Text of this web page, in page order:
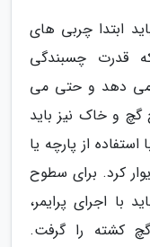
ابتدا چربی های
قدرت چسبندگی
می دهد و حتی می
گچ و خاک نیز باید
از پارچه یا
کرد. برای سطوح
اجرای پرایمر،
کشته را گرفت.